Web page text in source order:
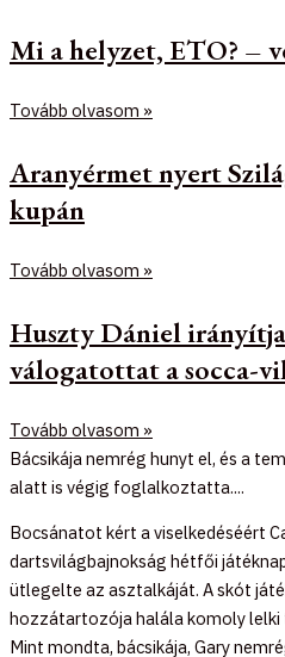
Mi a helyzet, ETO? –
Tovább olvasom »
Aranyérmet nyert
kupán
Tovább olvasom »
Huszty Dániel
válogatottat a socca-
Tovább olvasom »
Bácsikája nemrég hunyt el, és a
alatt is végig foglalkoztatta....
Bocsánatot kért a viselkedéséért
dartsvilágbajnokság hétfői
ütlegelte az asztalkáját. A skót
hozzátartozója halála komoly
Mint mondta, bácsikája, Gary